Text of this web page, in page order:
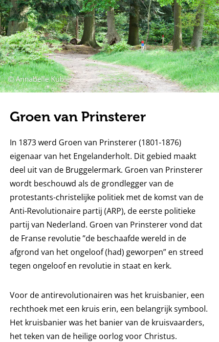
© Annabelle Kubler
Groen van Prinsterer
In 1873 werd Groen van Prinsterer (1801-1876)
eigenaar van het Engelanderholt. Dit gebied maakt
deel uit van de Bruggelermark. Groen van Prinsterer
wordt beschouwd als de grondlegger van de
protestants-christelijke politiek met de komst van de
Anti-Revolutionaire partij (ARP), de eerste politieke
partij van Nederland. Groen van Prinsterer vond dat
de Franse revolutie ”de beschaafde wereld in de
afgrond van het ongeloof (had) geworpen” en streed
tegen ongeloof en revolutie in staat en kerk.
Voor de antirevolutionairen was het kruisbanier, een
rechthoek met een kruis erin, een belangrijk symbool.
Het kruisbanier was het banier van de kruisvaarders,
het teken van de heilige oorlog voor Christus.